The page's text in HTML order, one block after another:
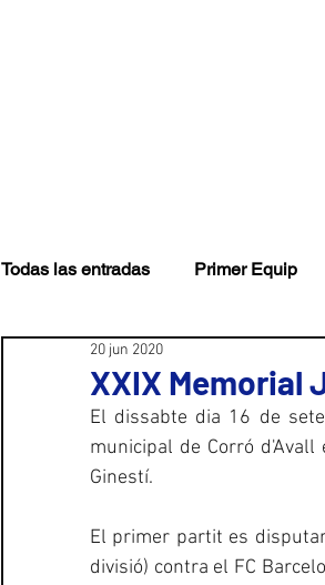
Todas las entradas Primer Equip
XXIX Memorial
20 jun 2020
El dissabte dia 16 de
municipal de Corró
Ginestí.
El primer partit es
divisió) contra el FC